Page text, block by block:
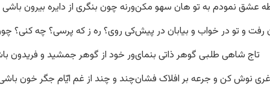
عشق نمودم به تو هان سهو مکنورنه چون بنگری از دایره بیرون باشی
رفت و تو در خواب و بیابان در پیشکی روی؟ ره ز که پرسی؟ چه کنی؟
تاج شاهی طلبی گوهر ذاتی بنمایور خود از گوهر جمشید و فریدون
نوش کن و جرعه بر افلاک فشانچند و چند از غم ایّام جگر خون